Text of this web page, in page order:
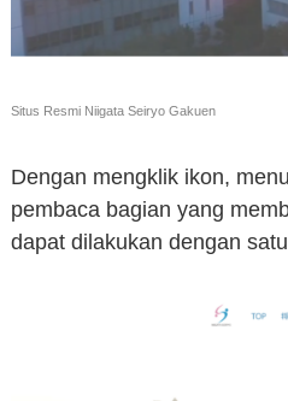
Situs Resmi Niigata Seiryo Gakuen
Dengan mengklik ikon,
pembaca bagian yang
dapat dilakukan dengan